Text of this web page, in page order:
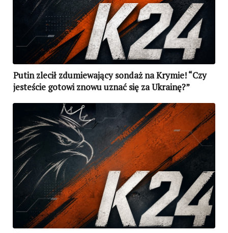
Putin zlecił zdumiewający sondaż na Krymie! “Czy
jesteście gotowi znowu uznać się za Ukrainę?”